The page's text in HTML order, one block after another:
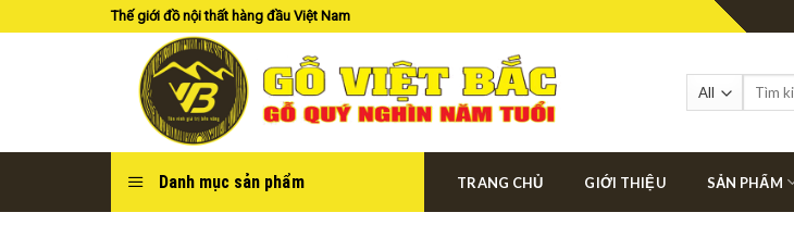
to
Thế giới đồ nội thất hàng đầu Việt Nam
Tìm
Danh mục sản phẩm TRANG CHỦ GIỚI THIỆU SẢN PHẨM